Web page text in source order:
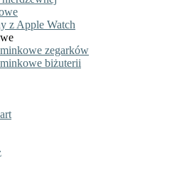
z Apple Watch
zegarków
biżuterii